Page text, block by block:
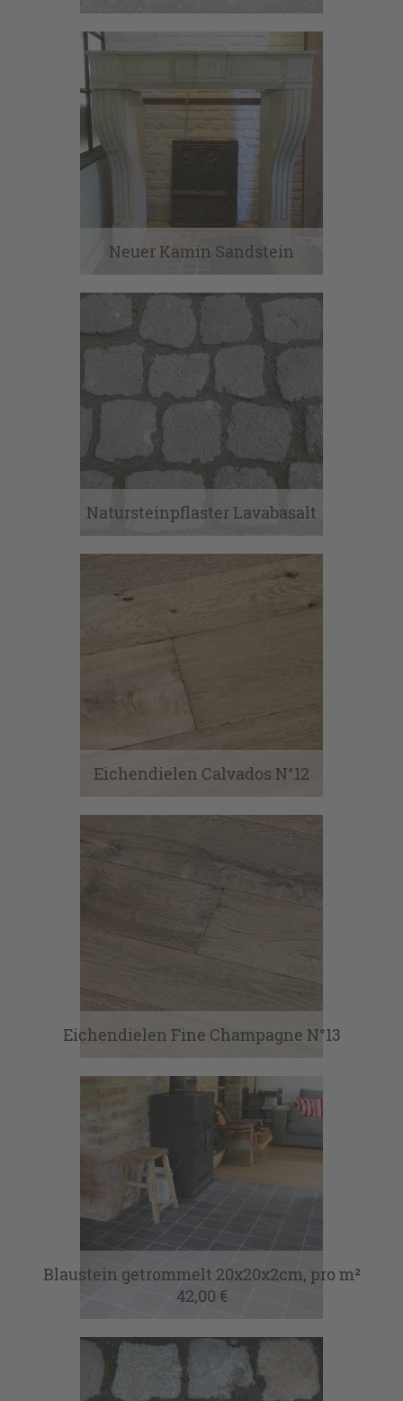
Neuer Kamin Sandstein
Natursteinpflaster Lavabasalt
Eichendielen Calvados N°12
Eichendielen Fine Champagne N°13
Blaustein getrommelt 20x20x2cm, pro m²
42,00 €